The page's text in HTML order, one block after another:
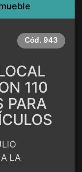
Cód. 943
110
PARA
LA